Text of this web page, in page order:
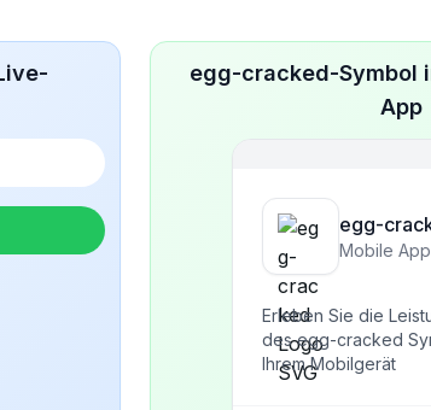
egg-cracked-Symbol
App
egg-
Mobile App
Erleben Sie die
des egg-cracked
Ihrem Mobilgerät